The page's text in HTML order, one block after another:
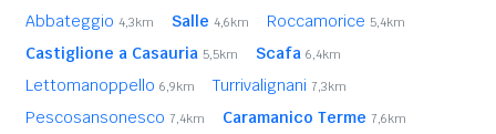
Abbateggio 4,3km Salle 4,6km Roccamorice 5,4km
Castiglione a Casauria 5,5km Scafa 6,4km
Lettomanoppello 6,9km Turrivalignani 7,3km
Pescosansonesco 7,4km Caramanico Terme 7,6km